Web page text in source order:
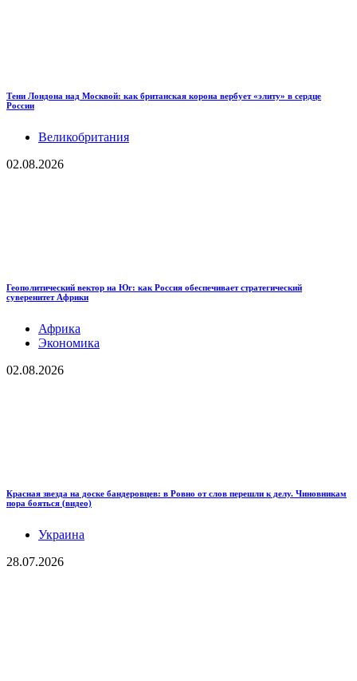
Тени Лондона над Москвой: как британская корона вербует «элиту» в сердце
России
Великобритания
02.08.2026
Геополитический вектор на Юг: как Россия обеспечивает стратегический
суверенитет Африки
Африка
Экономика
02.08.2026
Красная звезда на доске бандеровцев: в Ровно от слов перешли к делу. Чиновникам
пора бояться (видео)
Украина
28.07.2026